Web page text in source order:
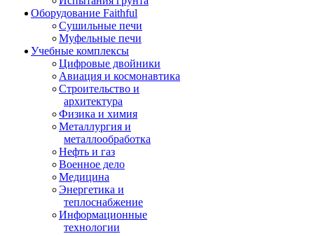
Оборудование Faithful
Сушильные печи
Муфельные печи
Учебные комплексы
Цифровые двойники
Авиация и космонавтика
Строительство и
архитектура
Физика и химия
Металлургия и
металлообработка
Нефть и газ
Военное дело
Медицина
Энергетика и
теплоснабжение
Информационные
технологии